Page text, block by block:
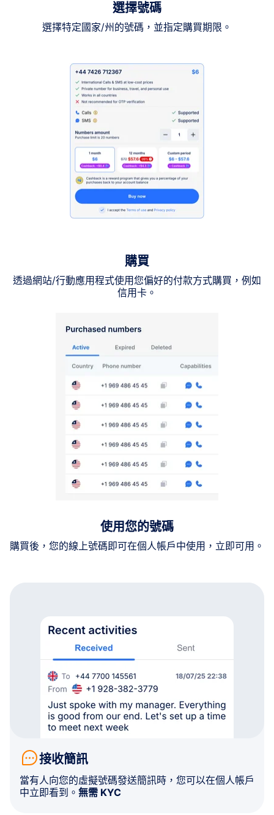
選擇號碼
選擇特定國家/州的號碼，並指定購買期限。
購買
透過網站/行動應用程式使用您偏好的付款方式購買，例如
信用卡。
使用您的號碼
購買後，您的線上號碼即可在個人帳戶中使用，立即可用。
接收簡訊
當有人向您的虛擬號碼發送簡訊時，您可以在個人帳戶
中立即看到。 無需 KYC